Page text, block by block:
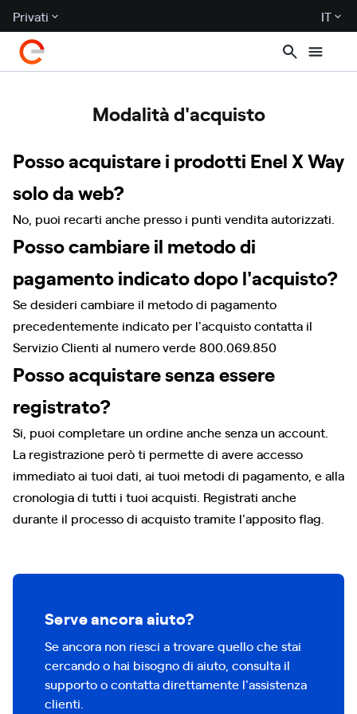
Privati IT
Modalità d'acquisto
Posso acquistare i prodotti Enel X Way
solo da web?
No, puoi recarti anche presso i punti vendita autorizzati.
Posso cambiare il metodo di
pagamento indicato dopo l'acquisto?
Se desideri cambiare il metodo di pagamento
precedentemente indicato per l'acquisto contatta il
Servizio Clienti al numero verde 800.069.850
Posso acquistare senza essere
registrato?
Si, puoi completare un ordine anche senza un account.
La registrazione però ti permette di avere accesso
immediato ai tuoi dati, ai tuoi metodi di pagamento, e alla
cronologia di tutti i tuoi acquisti. Registrati anche
durante il processo di acquisto tramite l'apposito flag.
Serve ancora aiuto?
Se ancora non riesci a trovare quello che stai
cercando o hai bisogno di aiuto, consulta il
supporto o contatta direttamente l'assistenza
clienti.